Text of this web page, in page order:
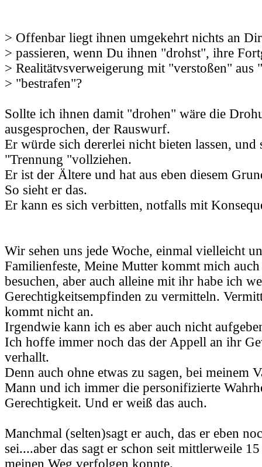
> Offenbar liegt ihnen umgekehrt nichts an
> passieren, wenn Du ihnen "drohst", ihre
> Realitätvsverweigerung mit "verstoßen" aus
> "bestrafen"?
Sollte ich ihnen damit "drohen" wäre die
ausgesprochen, der Rauswurf.
Er würde sich dererlei nicht bieten lassen, und
"Trennung "vollziehen.
Er ist der Ältere und hat aus eben diesem
So sieht er das.
Er kann es sich verbitten, notfalls mit
Wir sehen uns jede Woche, einmal vielleicht
Familienfeste, Meine Mutter kommt mich
besuchen, aber auch alleine mit ihr habe ich
Gerechtigkeitsempfinden zu vermitteln.
kommt nicht an.
Irgendwie kann ich es aber auch nicht
Ich hoffe immer noch das der Appell an ihr
verhallt.
Denn auch ohne etwas zu sagen, bei meinem
Mann und ich immer die personifizierte
Gerechtigkeit. Und er weiß das auch.
Manchmal (selten)sagt er auch, das er eben
sei....aber das sagt er schon seit mittlerweile
meinen Weg verfolgen konnte.